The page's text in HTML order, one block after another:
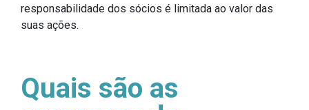
responsabilidade dos sócios é limitada ao valor das
suas ações.
Quais são as